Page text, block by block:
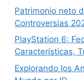
Patrimonio neto
Controversias
PlayStation 6:
Características,
Explorando los